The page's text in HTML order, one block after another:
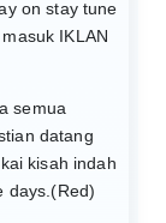
on stay tune
IKLAN
semua
datang
kisah indah
days.(Red)